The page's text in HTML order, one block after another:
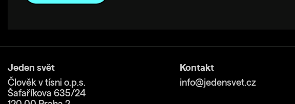
Jeden svět
Člověk v tísni o.p.s.
Šafaříkova 635/24
Kontakt
info@jedensvet.cz